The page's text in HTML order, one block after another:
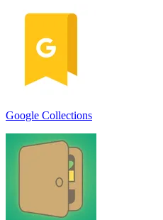
Google Collections